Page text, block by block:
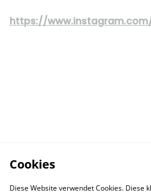
https://
Cookies
Diese Website verwendet Cookies. Diese